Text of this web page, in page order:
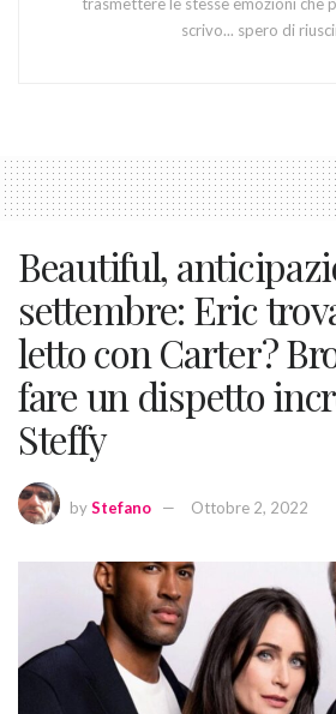
scrivo... spero di
Beautiful,
settembre: Eric
letto con Carter?
fare un dispetto
Steffy
byStefano Ottobre 2, 2022